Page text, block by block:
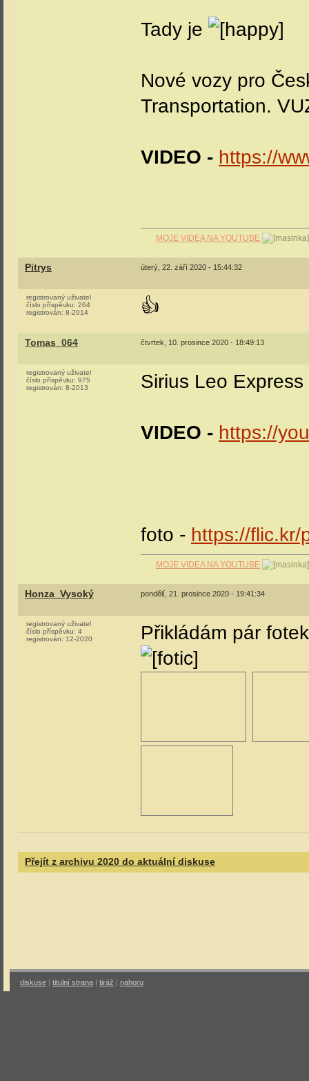
Tady je
Nové vozy pro
Transportation.
VIDEO - https://
MOJE VIDEA NA YOUTUBE
Pitrys úterý, 22. září 2020 - 15:44:32
registrovaný uživatel
číslo příspěvku: 264
registrován: 8-2014 👍
Tomas_064 čtvrtek, 10. prosince 2020 - 18:49:13
registrovaný uživatel
číslo příspěvku: 975
registrován: 8-2013 Sirius Leo Express
VIDEO - https://
foto - https://flic.kr/
MOJE VIDEA NA YOUTUBE
Honza_Vysoký pondělí, 21. prosince 2020 - 19:41:34
registrovaný uživatel
číslo příspěvku: 4
registrován: 12-2020 Přikládám pár
Přejít z archivu 2020 do aktuální diskuse
diskuse | titulní strana | tiráž | nahoru